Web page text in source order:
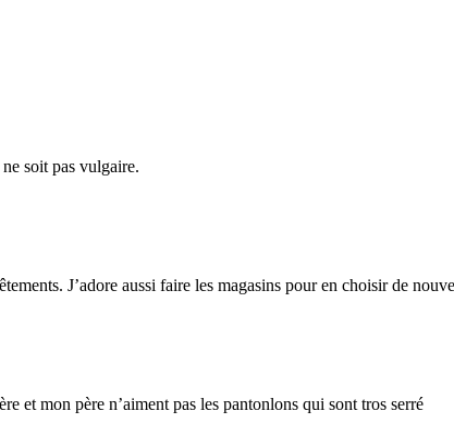
soit pas vulgaire.
J’adore aussi faire les magasins pour en choisir de
et mon père n’aiment pas les pantonlons qui sont tros serré